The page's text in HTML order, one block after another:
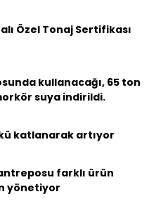
Özel Tonaj Sertifikası
kullanacağı, 65 ton
suya indirildi.
katlanarak artıyor
farklı ürün
yönetiyor